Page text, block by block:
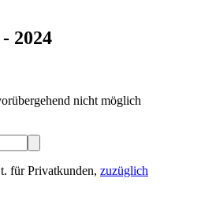
2024
nicht möglich
für Privatkunden, zuzüglich